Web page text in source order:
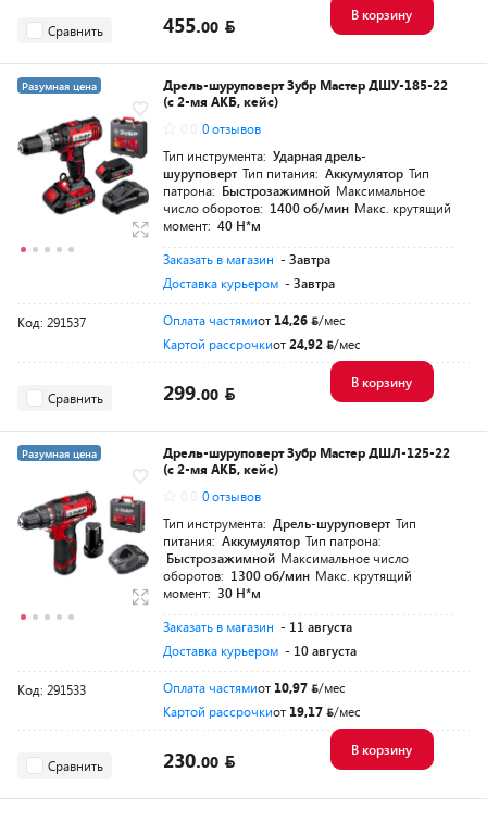
Сравнить 455.00
В корзину
Разумная цена
Дрель-шуруповерт Зубр Мастер ДШУ-185-22
(с 2-мя АКБ, кейс)
0 отзывов
Тип инструмента: Ударная дрель-
шуруповерт Тип питания: Аккумулятор Тип
патрона: Быстрозажимной Максимальное
число оборотов: 1400 об/мин Макс. крутящий
момент: 40 Н*м
Заказать в магазин - Завтра
Доставка курьером - Завтра
Код: 291537 Оплата частямиот 14,26
/мес
Картой рассрочкиот24,92 /мес
Сравнить 299.00
В корзину
Разумная цена
Дрель-шуруповерт Зубр Мастер ДШЛ-125-22
(с 2-мя АКБ, кейс)
0 отзывов
Тип инструмента: Дрель-шуруповерт Тип
питания: Аккумулятор Тип патрона:
Быстрозажимной Максимальное число
оборотов: 1300 об/мин Макс. крутящий
момент: 30 Н*м
Заказать в магазин - 11 августа
Доставка курьером - 10 августа
Код: 291533 Оплата частямиот 10,97
/мес
Картой рассрочкиот 19,17 /мес
Сравнить 230.00
В корзину